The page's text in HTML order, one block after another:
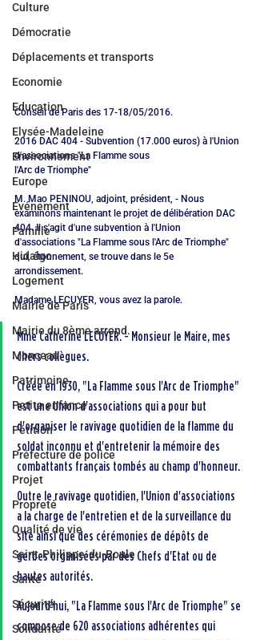
Culture
Démocratie
Déplacements et transports
Economie
Education
Elysée-Madeleine
Environnement
Europe
Evénement
Famille
Hidalgo
Logement
Mairie de Paris
Mairie du 8ème arrond.
Monceau
Patrimoine
Petite enfance
Pétition
Préfecture de police
Projet
Propreté
Qualité de vie
Saint-Philippe-du-Roule
Santé
Sécurité
Solidarité
Conseil de Paris des 17-18/05/2016.
2016 DAC 404 - Subvention (17.000 euros) à l'Union
d'associations "La Flamme sous
l'Arc de Triomphe"
M. Mao PENINOU, adjoint, président, - Nous
examinons maintenant le projet de délibération DAC
404. Il s'agit d'une subvention à l'Union
d'associations "La Flamme sous l'Arc de Triomphe"
qui, étonnement, se trouve dans le 5e
arrondissement.
Madame LECUYER, vous avez la parole.
Mme Catherine LECUYER. - Monsieur le Maire, mes
chers collègues.
Créée en 1930, "La Flamme sous l'Arc de Triomphe"
est une Union d'associations qui a pour but
d'organiser le ravivage quotidien de la flamme du
soldat inconnu et d'entretenir la mémoire des
combattants français tombés au champ d'honneur.
Outre le ravivage quotidien, l'Union d'associations
a la charge de l'entretien et de la surveillance du
site ainsi que des cérémonies de dépôts de
gerbes organisées par des Chefs d'Etat ou de
hautes autorités.
Aujourd'hui, "La Flamme sous l'Arc de Triomphe" se
compose de 620 associations adhérentes qui